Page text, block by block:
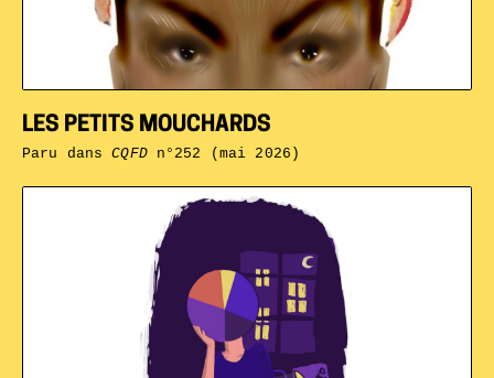
LES PETITS MOUCHARDS
Paru dansCQFDn°252 (mai 2026)